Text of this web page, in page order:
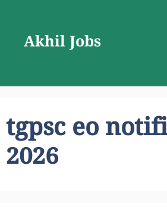
contentAkhil Jobs
tgpsc eo
2026